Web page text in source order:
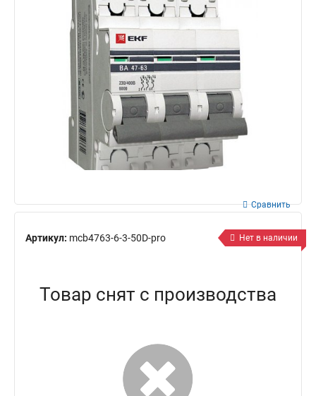
Артикул: mcb4763-6-3-50D-pro
Сравнить
Нет в наличии
Товар снят с производства